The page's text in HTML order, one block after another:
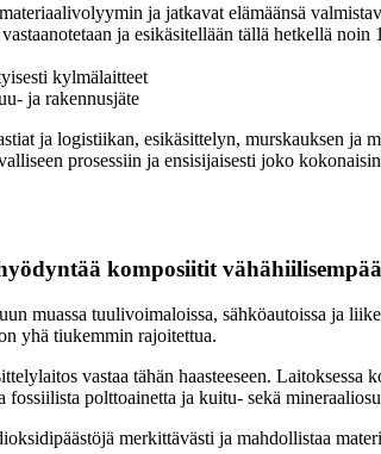
ja jatkavat elämäänsä
ja esikäsitellään tällä hetkellä
kylmälaitteet
ja rakennusjäte
ja logistiikan, esikäsittelyn, murskauksen
prosessiin ja ensisijaisesti joko
komposiitit
muassa tuulivoimaloissa, sähköautoissa ja
yhä tiukemmin rajoitettua.
vastaa tähän haasteeseen.
polttoainetta ja kuitu- sekä
merkittävästi ja mahdollistaa